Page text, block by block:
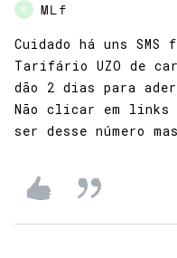
M MLf
Cuidado há uns
Tarifário UZO de
dão 2 dias para
Não clicar em links
ser desse número